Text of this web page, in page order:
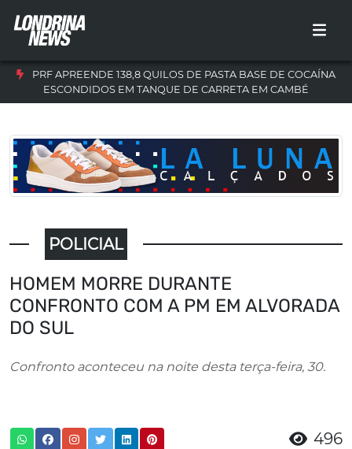
PRF APREENDE 138,8 QUILOS DE PASTA BASE DE COCAÍNA
ESCONDIDOS EM TANQUE DE CARRETA EM CAMBÉ
POLICIAL
HOMEM MORRE DURANTE
CONFRONTO COM A PM EM ALVORADA
DO SUL
Confronto aconteceu na noite desta terça-feira, 30.
496